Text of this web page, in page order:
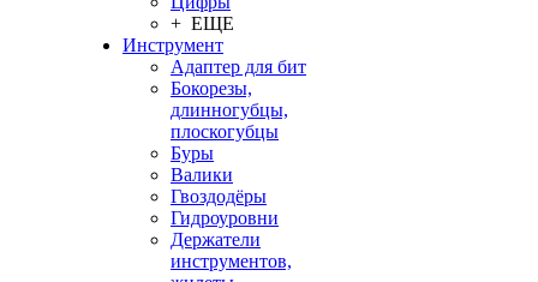
+ ЕЩЕ
Инструмент
Адаптер для бит
Бокорезы,
длинногубцы,
плоскогубцы
Буры
Валики
Гвоздодёры
Гидроуровни
Держатели
инструментов,